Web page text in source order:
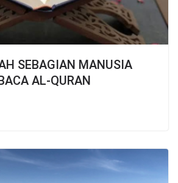
SEBAGIAN MANUSIA
AL-QURAN